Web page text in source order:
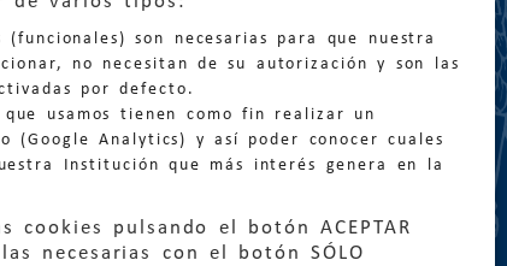
(funcionales) son necesarias para que nuestra
no necesitan de su autorización y son las
por defecto.
usamos tienen como fin realizar un
(Google Analytics) y así poder conocer cuales
Institución que más interés genera en la
cookies pulsando el botón ACEPTAR
necesarias con el botón SÓLO
general:
900 210 210/ 976 399 354